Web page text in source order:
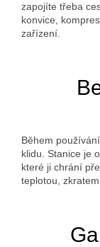
zapojíte třeba
konvice,
zařízení.
Během
klidu. Stanice je
které ji chrání
teplotou,